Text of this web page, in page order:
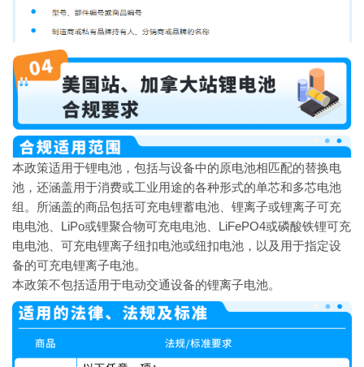
本政策适用于锂电池，包括与设备中的原电池相匹配的替换电
池，还涵盖用于消费或工业用途的各种形式的单芯和多芯电池
组。所涵盖的商品包括可充电锂蓄电池、锂离子或锂离子可充
电电池、LiPo或锂聚合物可充电电池、LiFePO4或磷酸铁锂可充
电电池、可充电锂离子纽扣电池或纽扣电池，以及用于指定设
备的可充电锂离子电池。
本政策不包括适用于电动交通设备的锂离子电池。